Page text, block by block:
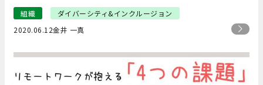
組織
ダイバーシティ&インクルージョン
2020.06.12金井 一真